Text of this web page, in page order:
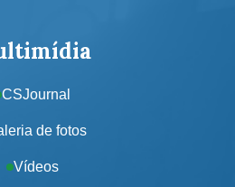
CSJournal
de fotos
Vídeos